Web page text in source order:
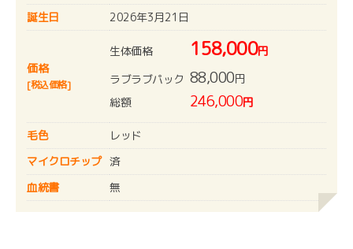
誕生日
2026年3月21日
価格
[税込価格]
生体価格 158,000円
ラブラブパック 88,000円
総額
246,000円
毛色
レッド
マイクロチップ 済
血統書
無